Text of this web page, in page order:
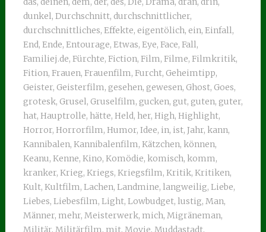
dunkel, Durchschnitt, durchschnittlicher,
durchschnittliches, Effekte, eigentölich, ein, Einfall,
End, Ende, Entourage, Etwas, Eye, Face, Fall,
Familiej.de, Fürchte, Fiction, Film, Filme, Filmkritik,
Fition, Frauen, Frauenfilm, Furcht, Geheimtipp,
Geister, Geisterfilm, gesehen, gewesen, Ghost, Goes,
grotesk, Grusel, Gruselfilm, gucken, gut, guten, guter,
hat, Hauptrolle, hätte, Held, her, High, Highlight,
Horror, Horrorfilm, Humor, Idee, in, ist, Jahr, kann,
Kannibalen, Kannibalenfilm, Kätzchen, können,
Keanu, Kenne, Kino, Komödie, komisch, komm,
kranker, Krieg, Kriegs, Kriegsfilm, Kritik, Kritiken,
Kult, Kultfilm, Lachen, Landmine, langweilig, Liebe,
Liebes, Liebesfilm, Light, Lowbudget, lustig, Man,
Männer, mehr, Meisterwerk, mich, Migräneman,
Militär, Militärfilm, mit, Movie, Muddastadt,